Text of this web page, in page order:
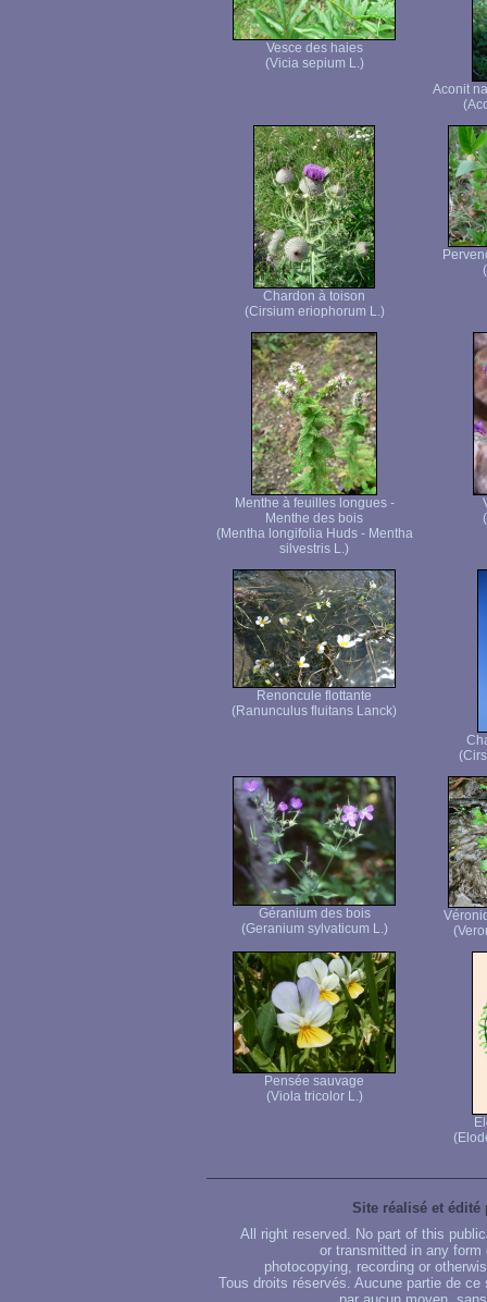
Vesce des haies
(Vicia sepium L.)
Aconit
Chardon à toison
(Cirsium eriophorum L.)
Menthe à feuilles longues -
Menthe des bois
(Mentha longifolia Huds - Mentha
silvestris L.)
Renoncule flottante
(Ranunculus fluitans Lanck)
Géranium des bois
(Geranium sylvaticum L.)
Pensée sauvage
(Viola tricolor L.)
Site réalisé et édité
All right reserved. No part of this
or transmitted in any
photocopying, recording or
Tous droits réservés. Aucune partie de